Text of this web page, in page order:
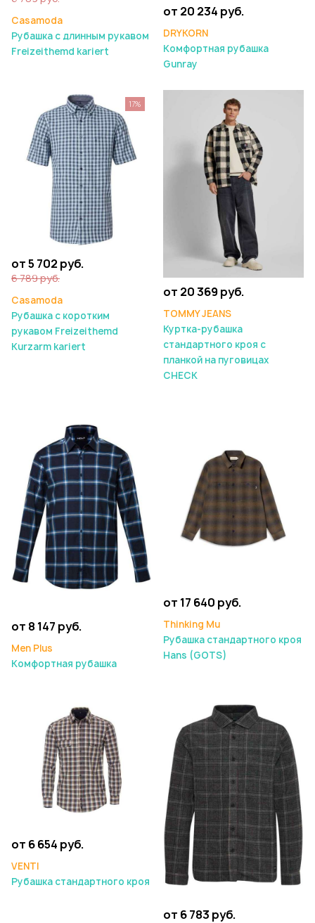
Casamoda
Рубашка с длинным рукавом
Freizeithemd kariert
от 20 234 руб.
DRYKORN
Комфортная рубашка
Gunray
от 5 702 руб.
6 789 руб.
Casamoda
Рубашка с коротким
рукавом Freizeithemd
Kurzarm kariert
17%
от 20 369 руб.
TOMMY JEANS
Куртка-рубашка
стандартного кроя с
планкой на пуговицах
CHECK
от 8 147 руб.
Men Plus
Комфортная рубашка
от 17 640 руб.
Thinking Mu
Рубашка стандартного кроя
Hans (GOTS)
от 6 654 руб.
VENTI
Рубашка стандартного кроя
от 6 783 руб.